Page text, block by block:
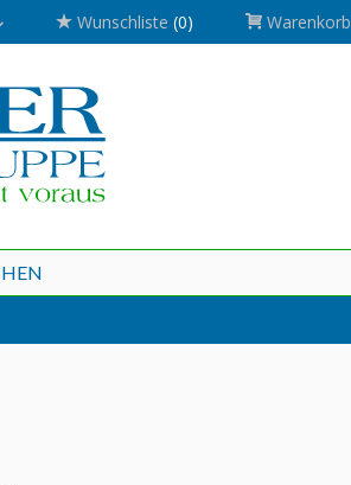
Wunschliste (0) Warenkorb